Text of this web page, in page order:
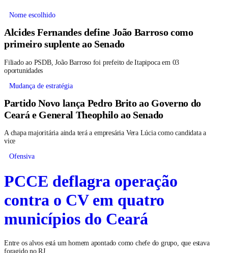
Nome escolhido
Alcides Fernandes define João Barroso como
primeiro suplente ao Senado
Filiado ao PSDB, João Barroso foi prefeito de Itapipoca em 03
oportunidades
Mudança de estratégia
Partido Novo lança Pedro Brito ao Governo do
Ceará e General Theophilo ao Senado
A chapa majoritária ainda terá a empresária Vera Lúcia como candidata a
vice
Ofensiva
PCCE deflagra operação
contra o CV em quatro
municípios do Ceará
Entre os alvos está um homem apontado como chefe do grupo, que estava
foragido no RJ